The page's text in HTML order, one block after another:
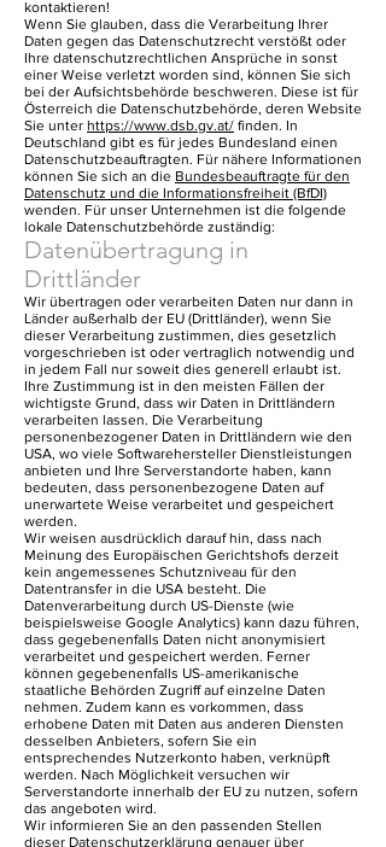
kontaktieren!
Wenn Sie glauben, dass die Verarbeitung Ihrer
Daten gegen das Datenschutzrecht verstößt oder
Ihre datenschutzrechtlichen Ansprüche in sonst
einer Weise verletzt worden sind, können Sie sich
bei der Aufsichtsbehörde beschweren. Diese ist für
Österreich die Datenschutzbehörde, deren Website
Sie unter https://www.dsb.gv.at/ finden. In
Deutschland gibt es für jedes Bundesland einen
Datenschutzbeauftragten. Für nähere Informationen
können Sie sich an die Bundesbeauftragte für den
Datenschutz und die Informationsfreiheit (BfDI)
wenden. Für unser Unternehmen ist die folgende
lokale Datenschutzbehörde zuständig:
Datenübertragung in
Drittländer
Wir übertragen oder verarbeiten Daten nur dann in
Länder außerhalb der EU (Drittländer), wenn Sie
dieser Verarbeitung zustimmen, dies gesetzlich
vorgeschrieben ist oder vertraglich notwendig und
in jedem Fall nur soweit dies generell erlaubt ist.
Ihre Zustimmung ist in den meisten Fällen der
wichtigste Grund, dass wir Daten in Drittländern
verarbeiten lassen. Die Verarbeitung
personenbezogener Daten in Drittländern wie den
USA, wo viele Softwarehersteller Dienstleistungen
anbieten und Ihre Serverstandorte haben, kann
bedeuten, dass personenbezogene Daten auf
unerwartete Weise verarbeitet und gespeichert
werden.
Wir weisen ausdrücklich darauf hin, dass nach
Meinung des Europäischen Gerichtshofs derzeit
kein angemessenes Schutzniveau für den
Datentransfer in die USA besteht. Die
Datenverarbeitung durch US-Dienste (wie
beispielsweise Google Analytics) kann dazu führen,
dass gegebenenfalls Daten nicht anonymisiert
verarbeitet und gespeichert werden. Ferner
können gegebenenfalls US-amerikanische
staatliche Behörden Zugriff auf einzelne Daten
nehmen. Zudem kann es vorkommen, dass
erhobene Daten mit Daten aus anderen Diensten
desselben Anbieters, sofern Sie ein
entsprechendes Nutzerkonto haben, verknüpft
werden. Nach Möglichkeit versuchen wir
Serverstandorte innerhalb der EU zu nutzen, sofern
das angeboten wird.
Wir informieren Sie an den passenden Stellen
dieser Datenschutzerklärung genauer über